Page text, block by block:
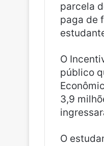
parcela
paga de
O
público
3,9
O